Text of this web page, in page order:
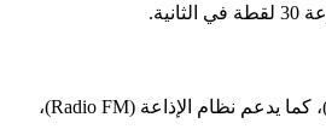
يدعم الهاتف نظام البلوتوث من الإصدار الخامس، ويدعم الـ A2DP، والـ LE، كما يدعم نظام تحديد المواقع الجغرافية (GPS، مع A-GPS، و Glonass، و Galileo، و BDS)، كما يدعم نظام الإذاعة (Radio FM)،